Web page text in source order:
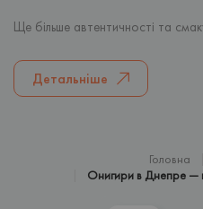
Ще більше автентичності та
Детальніше
Головна
Онигири в Днепре —